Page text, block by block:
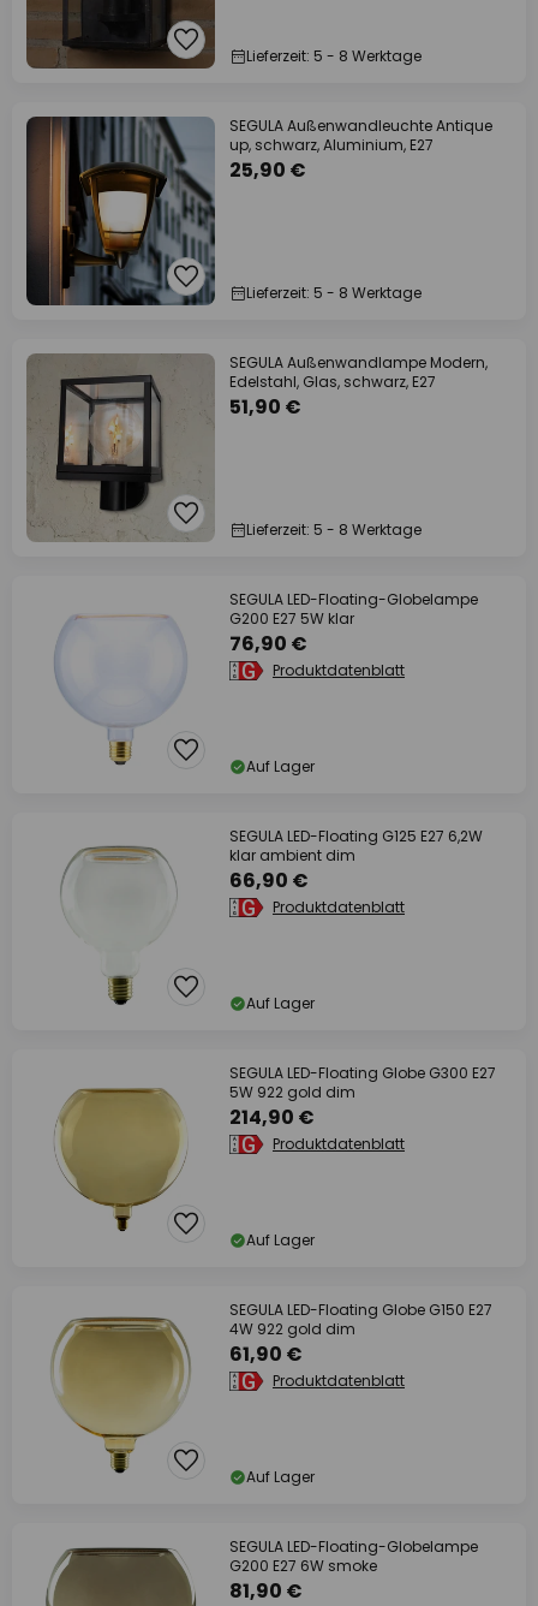
Lieferzeit: 5 - 8 Werktage
SEGULA Außenwandleuchte Antique
up, schwarz, Aluminium, E27
25,90 €
Lieferzeit: 5 - 8 Werktage
SEGULA Außenwandlampe Modern,
Edelstahl, Glas, schwarz, E27
51,90 €
Lieferzeit: 5 - 8 Werktage
SEGULA LED-Floating-Globelampe
G200 E27 5W klar
76,90 €
Produktdatenblatt
Auf Lager
SEGULA LED-Floating G125 E27 6,2W
klar ambient dim
66,90 €
Produktdatenblatt
Auf Lager
SEGULA LED-Floating Globe G300 E27
5W 922 gold dim
214,90 €
Produktdatenblatt
Auf Lager
SEGULA LED-Floating Globe G150 E27
4W 922 gold dim
61,90 €
Produktdatenblatt
Auf Lager
SEGULA LED-Floating-Globelampe
G200 E27 6W smoke
81,90 €